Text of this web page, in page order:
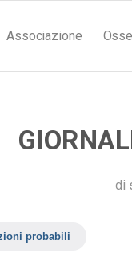
Associazione
di
probabili